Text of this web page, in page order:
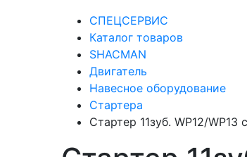
СПЕЦСЕРВИС
Каталог товаров
SHACMAN
Двигатель
Навесное оборудование
Стартера
Стартер 11зуб. WP12/